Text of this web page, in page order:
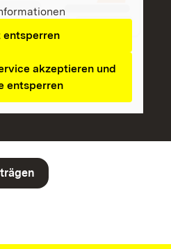
entsperren
akzeptieren und
entsperren